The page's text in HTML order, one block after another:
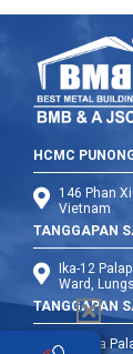
HCMC
146 Phan
Vietnam
TANGGAPAN
Ika-12
Ward,
TANGGAPAN
Ika-9 na